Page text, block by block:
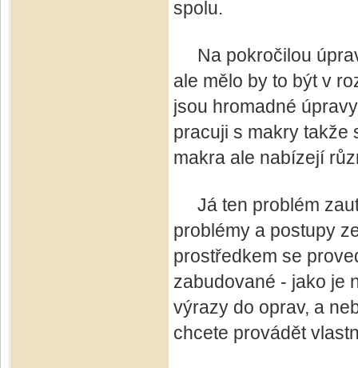
spolu.
Na pokročilou
ale mělo by to být v
jsou hromadné
pracuji s makry takže
makra ale nabízejí
Já ten problém
problémy a postupy
prostředkem se
zabudované - jako je
výrazy do oprav, a
chcete provádět